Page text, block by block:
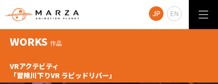
WORKS 作品
VRアクテビティ
「冒険川下りVR ラピッドリバー」